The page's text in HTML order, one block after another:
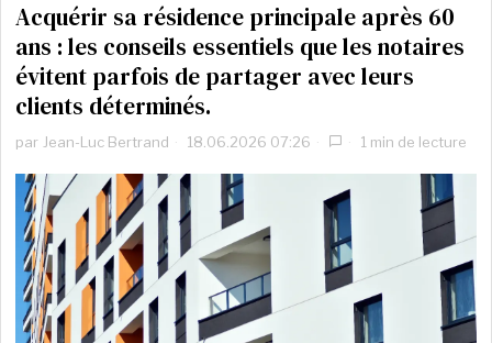
Acquérir sa résidence principale après 60
ans : les conseils essentiels que les notaires
évitent parfois de partager avec leurs
clients déterminés.
par Jean-Luc Bertrand 18.06.2026 07:26 1 min de lecture